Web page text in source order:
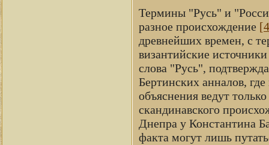
Термины "Русь" и
разное происхождение
древнейших времен, с
византийские
слова "Русь",
Бертинских анналов,
объяснения ведут
скандинавского
Днепра у Константина
факта могут лишь